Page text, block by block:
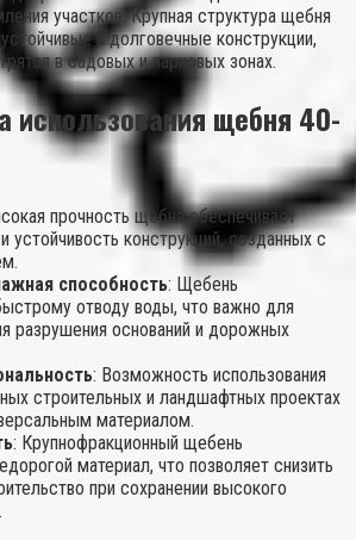
участков. Крупная структура щебня
и долговечные конструкции,
в садовых и парковых зонах.
использования щебня 40-
прочность щебня обеспечивает
устойчивость конструкций, созданных с
способность: Щебень
отводу воды, что важно для
разрушения оснований и дорожных
: Возможность использования
строительных и ландшафтных проектах
материалом.
: Крупнофракционный щебень
материал, что позволяет снизить
при сохранении высокого